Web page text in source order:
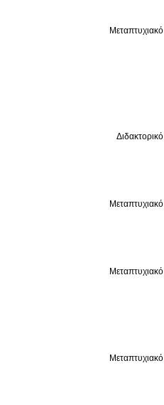
Μεταπτυχιακό
Διδακτορικό
Μεταπτυχιακό
Μεταπτυχιακό
Μεταπτυχιακό